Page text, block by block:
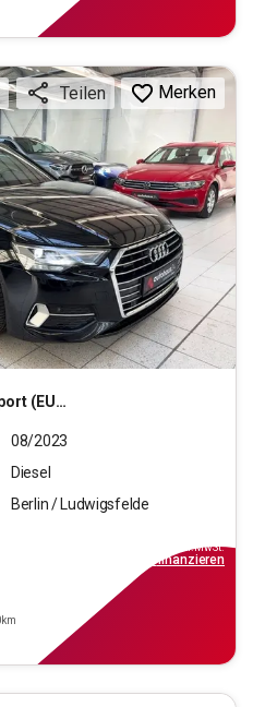
6d)
Teilen Merken
08/2023
Diesel
Berlin / Ludwigsfelde
inkl.MwSt.
finanzieren